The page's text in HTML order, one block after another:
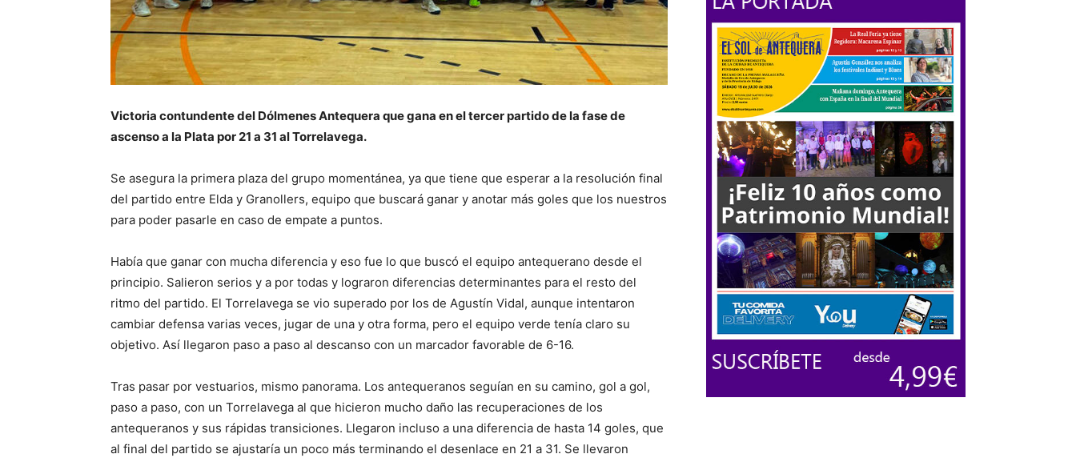
Victoria contundente del Dólmenes Antequera que gana en el tercer partido de la fase de
ascenso a la Plata por 21 a 31 al Torrelavega.
Se asegura la primera plaza del grupo momentánea, ya que tiene que esperar a la resolución final
del partido entre Elda y Granollers, equipo que buscará ganar y anotar más goles que los nuestros
para poder pasarle en caso de empate a puntos.
Había que ganar con mucha diferencia y eso fue lo que buscó el equipo antequerano desde el
principio. Salieron serios y a por todas y lograron diferencias determinantes para el resto del
ritmo del partido. El Torrelavega se vio superado por los de Agustín Vidal, aunque intentaron
cambiar defensa varias veces, jugar de una y otra forma, pero el equipo verde tenía claro su
objetivo. Así llegaron paso a paso al descanso con un marcador favorable de 6-16.
Tras pasar por vestuarios, mismo panorama. Los antequeranos seguían en su camino, gol a gol,
paso a paso, con un Torrelavega al que hicieron mucho daño las recuperaciones de los
antequeranos y sus rápidas transiciones. Llegaron incluso a una diferencia de hasta 14 goles, que
al final del partido se ajustaría un poco más terminando el desenlace en 21 a 31. Se llevaron